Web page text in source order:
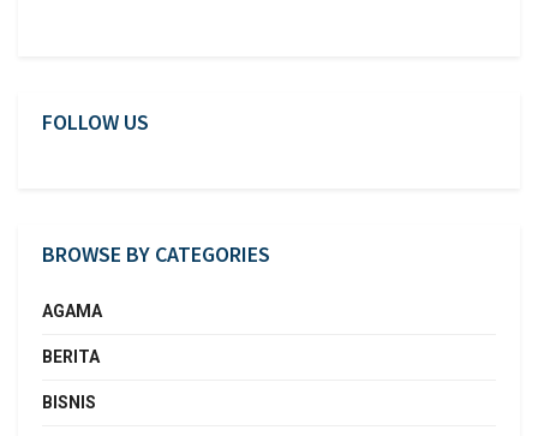
FOLLOW US
BROWSE BY CATEGORIES
AGAMA
BERITA
BISNIS